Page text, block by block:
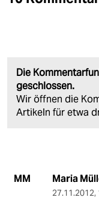
Die
geschlossen.
Wir öffnen die
Artikeln für etwa
MM Maria
27.11.2012,